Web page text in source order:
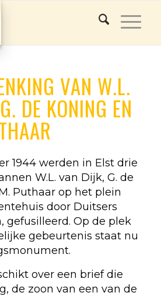
VAN W.L.
DE KONING EN
1944 werden in Elst drie
W.L. van Dijk, G. de
Puthaar op het plein
door Duitsers
gefusilleerd. Op de plek
gebeurtenis staat nu
over een brief die
de zoon van een van de